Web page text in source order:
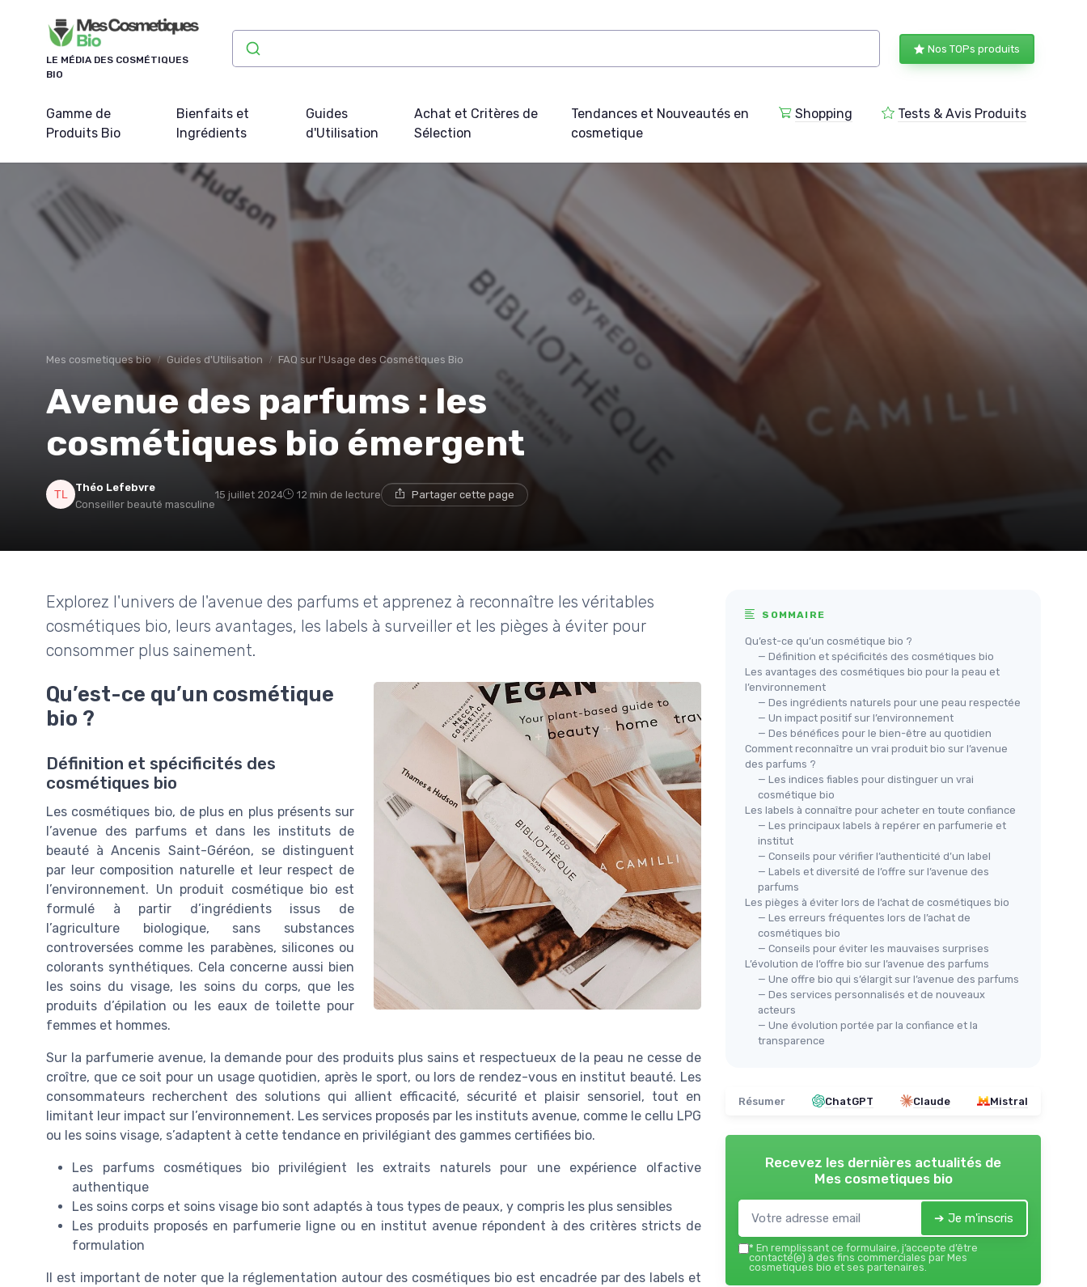
LE MÉDIA DES COSMÉTIQUES
BIO
Nos TOPs produits
Gamme de
Produits Bio
Bienfaits et
Ingrédients
Guides
d'Utilisation
Achat et Critères de
Sélection
Tendances et Nouveautés en
cosmetique
Shopping Tests & Avis Produits
Mes cosmetiques bio Guides d'Utilisation FAQ sur l'Usage des Cosmétiques Bio
Avenue des parfums : les
cosmétiques bio émergent
Théo Lefebvre
Conseiller beauté masculine
15 juillet 2024 12 min de lecture Partager cette page
Explorez l'univers de l'avenue des parfums et apprenez à reconnaître les véritables
cosmétiques bio, leurs avantages, les labels à surveiller et les pièges à éviter pour
consommer plus sainement.
Qu’est-ce qu’un cosmétique
bio ?
Définition et spécificités des
cosmétiques bio
Les cosmétiques bio, de plus en plus présents sur
l’avenue des parfums et dans les instituts de
beauté à Ancenis Saint-Géréon, se distinguent
par leur composition naturelle et leur respect de
l’environnement. Un produit cosmétique bio est
formulé à partir d’ingrédients issus de
l’agriculture biologique, sans substances
controversées comme les parabènes, silicones ou
colorants synthétiques. Cela concerne aussi bien
les soins du visage, les soins du corps, que les
produits d’épilation ou les eaux de toilette pour
femmes et hommes.
Sur la parfumerie avenue, la demande pour des produits plus sains et respectueux de la peau ne cesse de
croître, que ce soit pour un usage quotidien, après le sport, ou lors de rendez-vous en institut beauté. Les
consommateurs recherchent des solutions qui allient efficacité, sécurité et plaisir sensoriel, tout en
limitant leur impact sur l’environnement. Les services proposés par les instituts avenue, comme le cellu LPG
ou les soins visage, s’adaptent à cette tendance en privilégiant des gammes certifiées bio.
Les parfums cosmétiques bio privilégient les extraits naturels pour une expérience olfactive
authentique
Les soins corps et soins visage bio sont adaptés à tous types de peaux, y compris les plus sensibles
Les produits proposés en parfumerie ligne ou en institut avenue répondent à des critères stricts de
formulation
Il est important de noter que la réglementation autour des cosmétiques bio est encadrée par des labels et
SOMMAIRE
Qu’est-ce qu’un cosmétique bio ?
— Définition et spécificités des cosmétiques bio
Les avantages des cosmétiques bio pour la peau et
l’environnement
— Des ingrédients naturels pour une peau respectée
— Un impact positif sur l’environnement
— Des bénéfices pour le bien-être au quotidien
Comment reconnaître un vrai produit bio sur l’avenue
des parfums ?
— Les indices fiables pour distinguer un vrai
cosmétique bio
Les labels à connaître pour acheter en toute confiance
— Les principaux labels à repérer en parfumerie et
institut
— Conseils pour vérifier l’authenticité d’un label
— Labels et diversité de l’offre sur l’avenue des
parfums
Les pièges à éviter lors de l’achat de cosmétiques bio
— Les erreurs fréquentes lors de l’achat de
cosmétiques bio
— Conseils pour éviter les mauvaises surprises
L’évolution de l’offre bio sur l’avenue des parfums
— Une offre bio qui s’élargit sur l’avenue des parfums
— Des services personnalisés et de nouveaux
acteurs
— Une évolution portée par la confiance et la
transparence
Résumer ChatGPT Claude Mistral
Recevez les dernières actualités de
Mes cosmetiques bio
➔ Je m'inscris
* En remplissant ce formulaire, j’accepte d’être
contacté(e) à des fins commerciales par Mes
cosmetiques bio et ses partenaires.